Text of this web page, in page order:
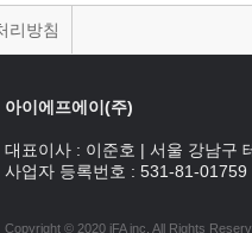
리방침
아이에프에이(주)
대표이사 : 이준호 | 서울 강남구
사업자 등록번호 : 531-81-01759
Copyright © 2020 iFA inc . All Rights